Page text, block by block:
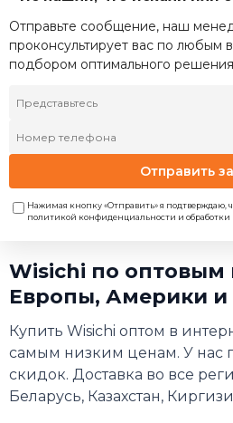
Отправьте сообщение, наш
проконсультирует вас по любым
подбором оптимального
Отправить
Нажимая кнопку «Отправить» я подтверждаю,
политикой конфиденциальности и
Wisichi по оптовым
Европы, Америки и
Купить Wisichi оптом в
самым низким ценам. У нас
скидок. Доставка во все
Беларусь, Казахстан,